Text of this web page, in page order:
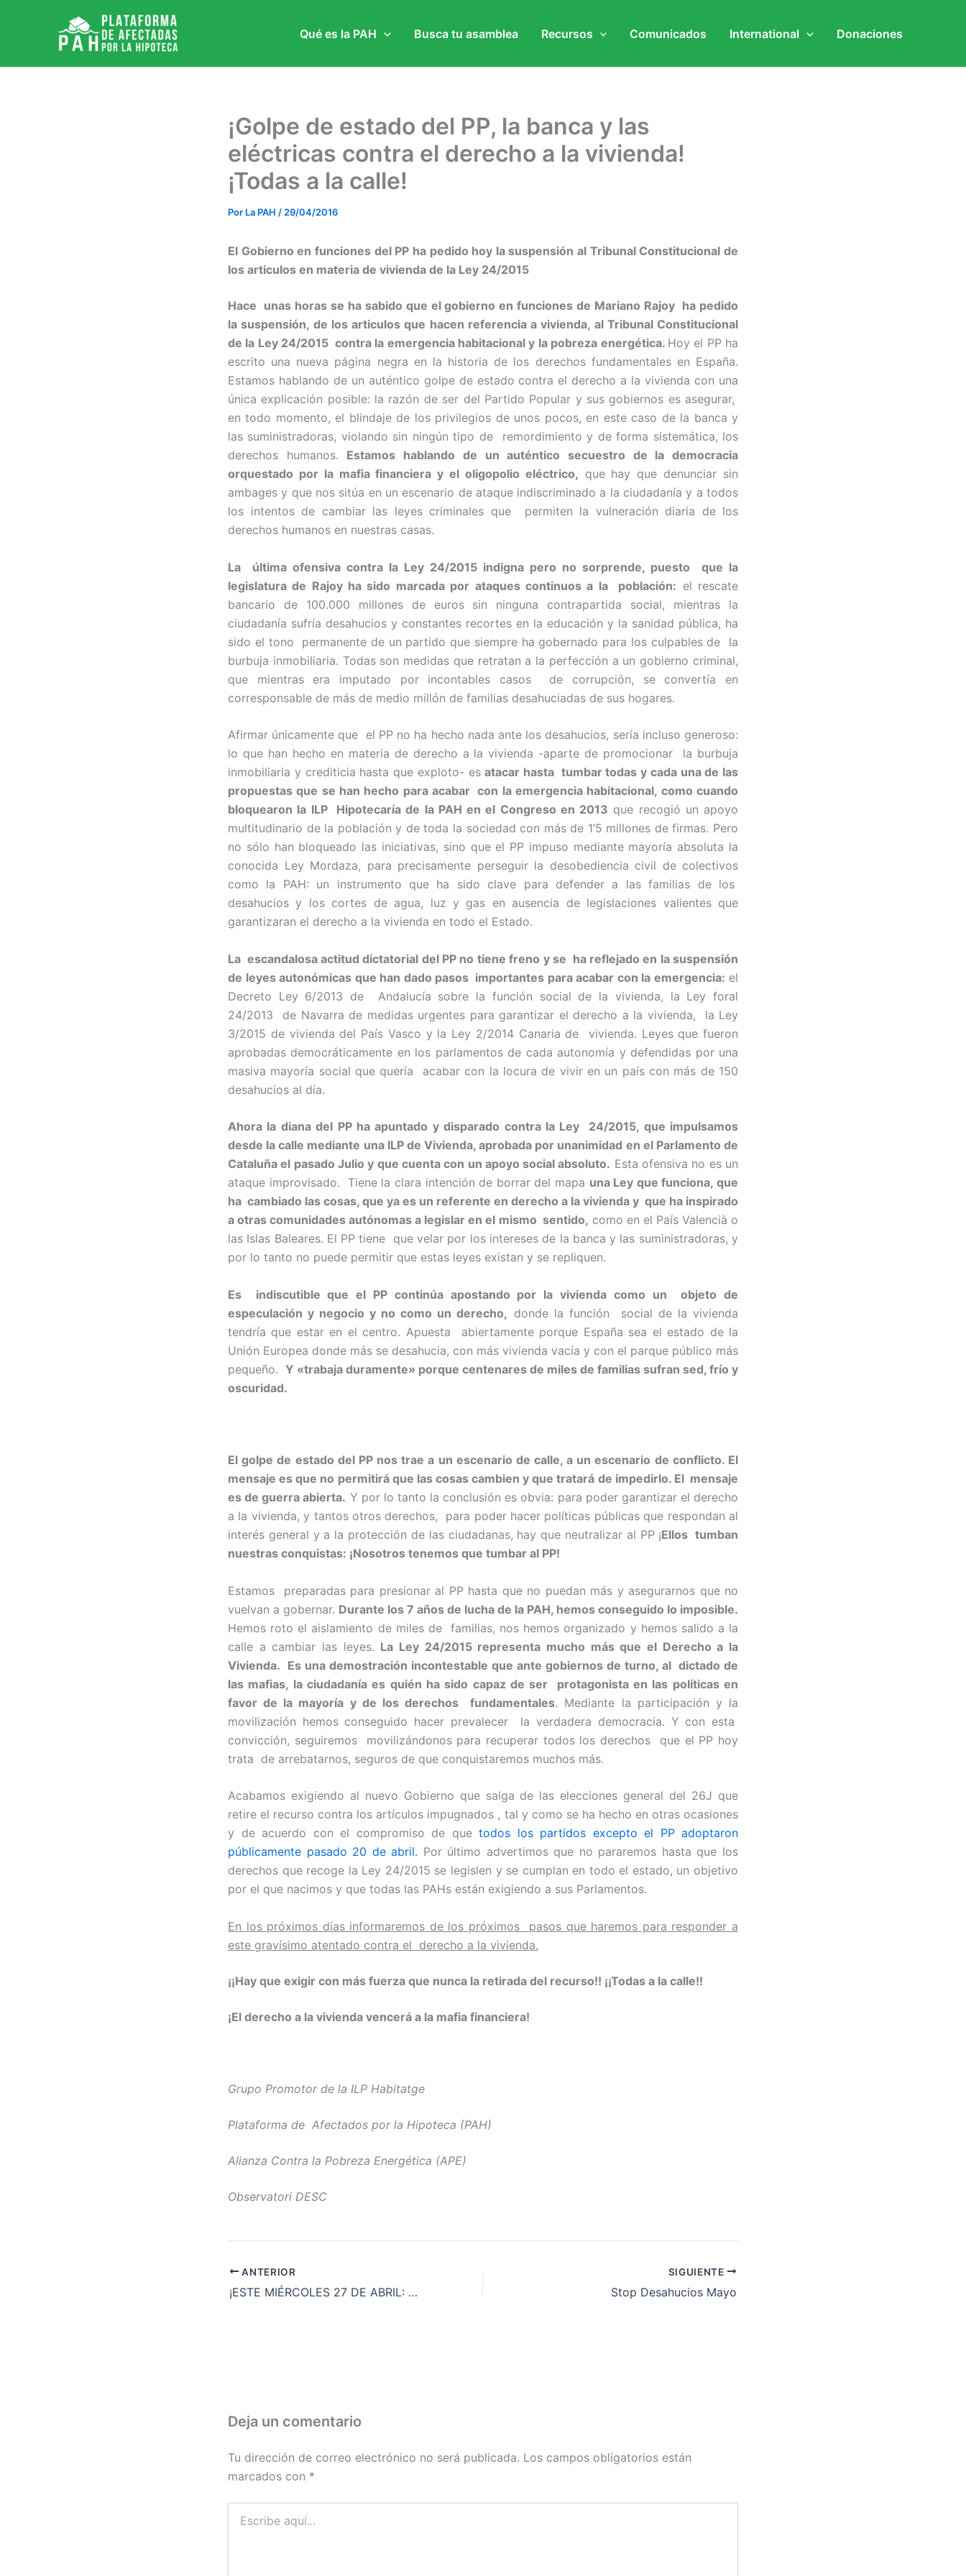
Qué es la PAH Busca tu asamblea Recursos Comunicados International Donaciones
¡Golpe de estado del PP, la banca y las
eléctricas contra el derecho a la vivienda!
¡Todas a la calle!
Por La PAH / 29/04/2016
El Gobierno en funciones del PP ha pedido hoy la suspensión al Tribunal Constitucional de
los articulos en materia de vivienda de la Ley 24/2015
Hace unas horas se ha sabido que el gobierno en funciones de Mariano Rajoy ha pedido
la suspensión, de los articulos que hacen referencia a vivienda, al Tribunal Constitucional
de la Ley 24/2015 contra la emergencia habitacional y la pobreza energética. Hoy el PP ha
escrito una nueva página negra en la historia de los derechos fundamentales en España.
Estamos hablando de un auténtico golpe de estado contra el derecho a la vivienda con una
única explicación posible: la razón de ser del Partido Popular y sus gobiernos es asegurar,
en todo momento, el blindaje de los privilegios de unos pocos, en este caso de la banca y
las suministradoras, violando sin ningún tipo de remordimiento y de forma sistemática, los
derechos humanos. Estamos hablando de un auténtico secuestro de la democracia
orquestado por la mafia financiera y el oligopolio eléctrico, que hay que denunciar sin
ambages y que nos sitúa en un escenario de ataque indiscriminado a la ciudadanía y a todos
los intentos de cambiar las leyes criminales que permiten la vulneración diaria de los
derechos humanos en nuestras casas.
La última ofensiva contra la Ley 24/2015 indigna pero no sorprende, puesto que la
legislatura de Rajoy ha sido marcada por ataques continuos a la población: el rescate
bancario de 100.000 millones de euros sin ninguna contrapartida social, mientras la
ciudadanía sufría desahucios y constantes recortes en la educación y la sanidad pública, ha
sido el tono permanente de un partido que siempre ha gobernado para los culpables de la
burbuja inmobiliaria. Todas son medidas que retratan a la perfección a un gobierno criminal,
que mientras era imputado por incontables casos de corrupción, se convertía en
corresponsable de más de medio millón de familias desahuciadas de sus hogares.
Afirmar únicamente que el PP no ha hecho nada ante los desahucios, sería incluso generoso:
lo que han hecho en materia de derecho a la vivienda -aparte de promocionar la burbuja
inmobiliaria y crediticia hasta que exploto- esatacar hasta tumbar todas y cada una de las
propuestas que se han hecho para acabar con la emergencia habitacional, como cuando
bloquearon la ILP Hipotecaría de la PAH en el Congreso en 2013 que recogió un apoyo
multitudinario de la población y de toda la sociedad con más de 1’5 millones de firmas. Pero
no sólo han bloqueado las iniciativas, sino que el PP impuso mediante mayoría absoluta la
conocida Ley Mordaza, para precisamente perseguir la desobediencia civil de colectivos
como la PAH: un instrumento que ha sido clave para defender a las familias de los
desahucios y los cortes de agua, luz y gas en ausencia de legislaciones valientes que
garantizaran el derecho a la vivienda en todo el Estado.
La escandalosa actitud dictatorial del PP no tiene freno y se ha reflejado en la suspensión
de leyes autonómicas que han dado pasos importantes para acabar con la emergencia: el
Decreto Ley 6/2013 de Andalucía sobre la función social de la vivienda, la Ley foral
24/2013 de Navarra de medidas urgentes para garantizar el derecho a la vivienda, la Ley
3/2015 de vivienda del País Vasco y la Ley 2/2014 Canaria de vivienda. Leyes que fueron
aprobadas democráticamente en los parlamentos de cada autonomía y defendidas por una
masiva mayoría social que quería acabar con la locura de vivir en un país con más de 150
desahucios al día.
Ahora la diana del PP ha apuntado y disparado contra la Ley 24/2015, que impulsamos
desde la calle mediante una ILP de Vivienda, aprobada por unanimidad en el Parlamento de
Cataluña el pasado Julio y que cuenta con un apoyo social absoluto. Esta ofensiva no es un
ataque improvisado. Tiene la clara intención de borrar del mapa una Ley que funciona, que
ha cambiado las cosas, que ya es un referente en derecho a la vivienda y que ha inspirado
a otras comunidades autónomas a legislar en el mismo sentido, como en el País Valencià o
las Islas Baleares. El PP tiene que velar por los intereses de la banca y las suministradoras, y
por lo tanto no puede permitir que estas leyes existan y se repliquen.
Es indiscutible que el PP continúa apostando por la vivienda como un objeto de
especulación y negocio y no como un derecho, donde la función social de la vivienda
tendría que estar en el centro. Apuesta abiertamente porque España sea el estado de la
Unión Europea donde más se desahucia, con más vivienda vacía y con el parque público más
pequeño. Y «trabaja duramente» porque centenares de miles de familias sufran sed, frío y
oscuridad.
El golpe de estado del PP nos trae a un escenario de calle, a un escenario de conflicto. El
mensaje es que no permitirá que las cosas cambien y que tratará de impedirlo. El mensaje
es de guerra abierta. Y por lo tanto la conclusión es obvia: para poder garantizar el derecho
a la vivienda, y tantos otros derechos, para poder hacer políticas públicas que respondan al
interés general y a la protección de las ciudadanas, hay que neutralizar al PP ¡Ellos tumban
nuestras conquistas: ¡Nosotros tenemos que tumbar al PP!
Estamos preparadas para presionar al PP hasta que no puedan más y asegurarnos que no
vuelvan a gobernar. Durante los 7 años de lucha de la PAH, hemos conseguido lo imposible.
Hemos roto el aislamiento de miles de familias, nos hemos organizado y hemos salido a la
calle a cambiar las leyes. La Ley 24/2015 representa mucho más que el Derecho a la
Vivienda. Es una demostración incontestable que ante gobiernos de turno, al dictado de
las mafias, la ciudadanía es quién ha sido capaz de ser protagonista en las políticas en
favor de la mayoría y de los derechos fundamentales. Mediante la participación y la
movilización hemos conseguido hacer prevalecer la verdadera democracia. Y con esta
convicción, seguiremos movilizándonos para recuperar todos los derechos que el PP hoy
trata de arrebatarnos, seguros de que conquistaremos muchos más.
Acabamos exigiendo al nuevo Gobierno que salga de las elecciones general del 26J que
retire el recurso contra los artículos impugnados , tal y como se ha hecho en otras ocasiones
y de acuerdo con el compromiso de que todos los partidos excepto el PP adoptaron
públicamente pasado 20 de abril. Por último advertimos que no pararemos hasta que los
derechos que recoge la Ley 24/2015 se legislen y se cumplan en todo el estado, un objetivo
por el que nacimos y que todas las PAHs están exigiendo a sus Parlamentos.
En los próximos días informaremos de los próximos pasos que haremos para responder a
este gravísimo atentado contra el derecho a la vivienda.
¡¡Hay que exigir con más fuerza que nunca la retirada del recurso!! ¡¡Todas a la calle!!
¡El derecho a la vivienda vencerá a la mafia financiera!
Grupo Promotor de la ILP Habitatge
Plataforma de Afectados por la Hipoteca (PAH)
Alianza Contra la Pobreza Energética (APE)
Observatori DESC
ANTERIOR
¡ESTE MIÉRCOLES 27 DE ABRIL: VOLVEMOS A LAS SEDES DEL PP!
SIGUIENTE
Stop Desahucios Mayo
Deja un comentario
Tu dirección de correo electrónico no será publicada. Los campos obligatorios están
marcados con *
aquí...